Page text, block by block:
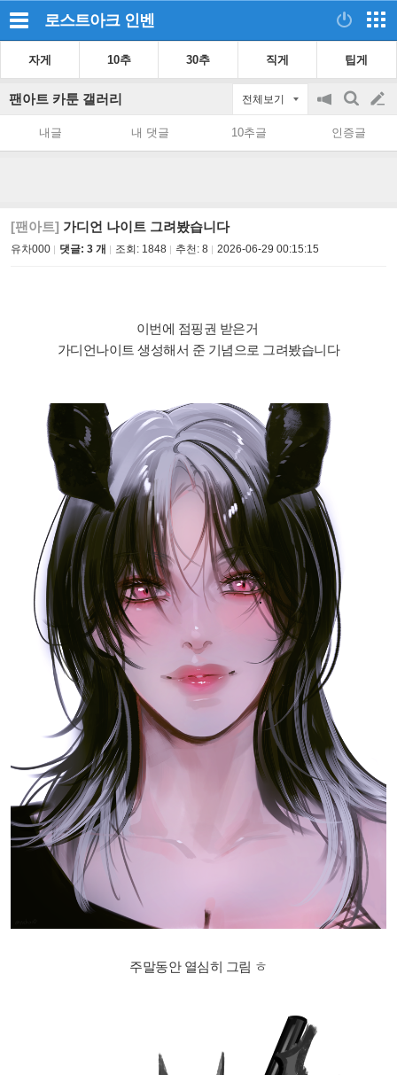
로스트아크 인벤
자게 10추 30추 직게 팁게
팬아트 카툰 갤러리 전체보기
공
on/off
검
색
글
쓰
내글 내 댓글 10추글 인증글
[팬아트] 가디언 나이트 그려봤습니다
유차000 댓글: 3 개 조회: 1848 추천: 8 2026-06-29 00:15:15
이번에 점핑권 받은거
가디언나이트 생성해서 준 기념으로 그려봤습니다
주말동안 열심히 그림 ㅎ